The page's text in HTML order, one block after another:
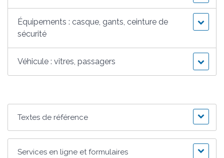
Équipements : casque, gants, ceinture de
sécurité
Véhicule : vitres, passagers
Textes de référence
Services en ligne et formulaires